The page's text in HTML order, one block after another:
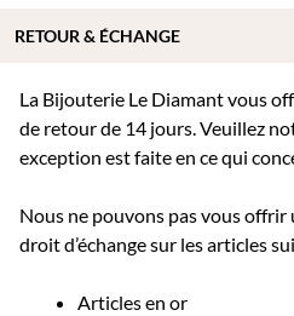
La Bijouterie Le Diamant vous
de retour de 14 jours. Veuillez
exception est faite en ce qui
Nous ne pouvons pas vous
droit d’échange sur les articles
Articles en or
RETOUR & ÉCHANGE